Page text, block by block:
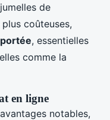
de
coûteuses,
, essentielles
comme la
en ligne
notables,